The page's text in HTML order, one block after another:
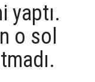
yaptı.
o sol